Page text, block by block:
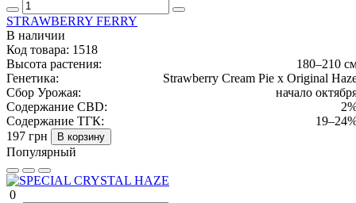
STRAWBERRY FERRY
В наличии
Код товара: 1518
Высота растения:
180–210
Генетика:
Strawberry Cream Pie x Original
Сбор Урожая:
начало
Содержание CBD:
Содержание ТГК:
197 грн
В корзину
Популярный
0